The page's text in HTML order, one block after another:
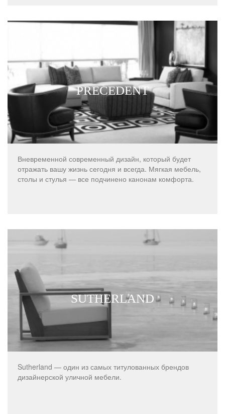
PRECEDENT
Вневременной современный дизайн, который будет
отражать вашу жизнь сегодня и всегда. Мягкая мебель,
столы и стулья — все подчинено канонам комфорта.
SUTHERLAND
Sutherland — один из самых титулованных брендов
дизайнерской уличной мебели.